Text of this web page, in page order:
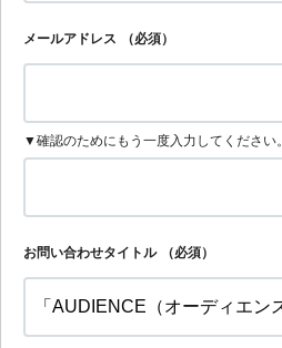
メールアドレス （必須）
▼確認のためにもう一度入力してください。
お問い合わせタイトル （必須）